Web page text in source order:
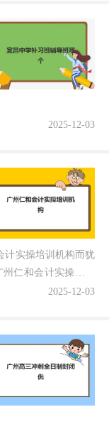
2025-12-03
计实操培训机构而犹
仁和会计实操培训
意度数据...2025-12-03